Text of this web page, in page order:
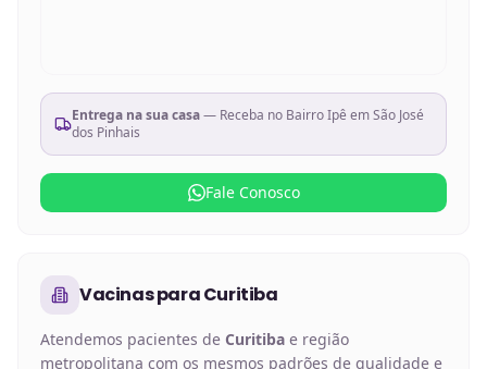
Entrega na sua casa— Receba no Bairro Ipê em São José
dos Pinhais
Fale Conosco
VacinasparaCuritiba
Atendemos pacientes de Curitiba e região
metropolitana com os mesmos padrões de qualidade e